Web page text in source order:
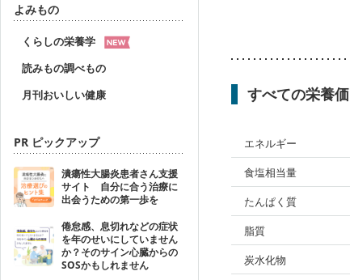
よみもの
くらしの栄養学
読みもの調べもの
月刊おいしい健康
PR ピックアップ
潰瘍性大腸炎患者さん支援
サイト 自分に合う治療に
出会うための第一歩を
倦怠感、息切れなどの症状
を年のせいにしていません
か？そのサイン心臓からの
SOSかもしれません
すべての栄養価
エネルギー
食塩相当量
たんぱく質
脂質
炭水化物